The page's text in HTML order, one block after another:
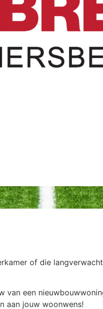
of die
van een
aan jouw woonwens!